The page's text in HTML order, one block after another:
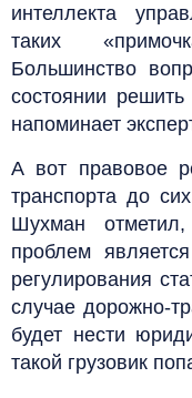
интеллекта
таких
Большинство
состоянии
напоминает
А вот правовое
транспорта до
Шухман
проблем
регулирования
случае дорожно-
будет нести
такой грузовик